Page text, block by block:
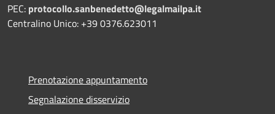
PEC: protocollo.sanbenedetto@legalmailpa.it
Centralino Unico: +39 0376.623011
Prenotazione appuntamento
Segnalazione disservizio